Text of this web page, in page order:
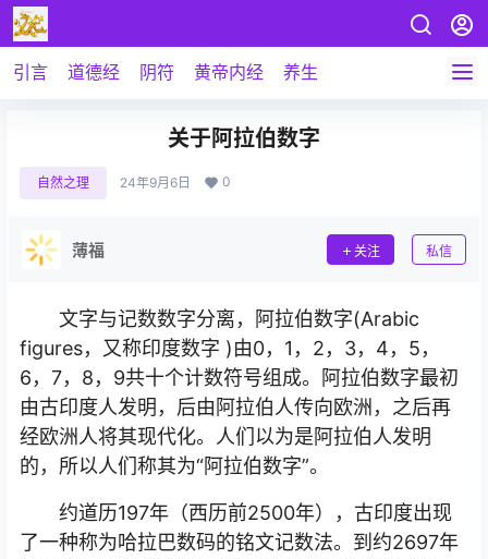
引言 道德经 阴符 黄帝内经 养生
关于阿拉伯数字
自然之理 24年9月6日 0
薄福 关注 私信
文字与记数数字分离，阿拉伯数字(Arabic
figures，又称印度数字 )由0，1，2，3，4，5，
6，7，8，9共十个计数符号组成。阿拉伯数字最初
由古印度人发明，后由阿拉伯人传向欧洲，之后再
经欧洲人将其现代化。人们以为是阿拉伯人发明
的，所以人们称其为“阿拉伯数字”。
约道历197年（西历前2500年），古印度出现
了一种称为哈拉巴数码的铭文记数法。到约2697年